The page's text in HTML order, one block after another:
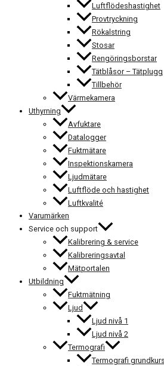
Luftflödeshastighet
Provtryckning
Rökalstring
Stosar
Rengöringsborstar
Tätblåsor – Tätplugg
Tillbehör
Värmekamera
Uthyrning
Avfuktare
Datalogger
Fuktmätare
Inspektionskamera
Ljudmätare
Luftflöde och hastighet
Luftkvalité
Varumärken
Service och support
Kalibrering & service
Kalibreringsavtal
Mätportalen
Utbildning
Fuktmätning
Ljud
Ljud nivå 1
Ljud nivå 2
Termografi
Termografi grundkurs